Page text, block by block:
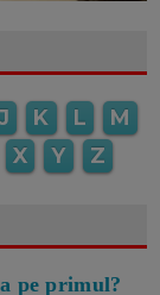
K L
M
X Y Z
pe primul?